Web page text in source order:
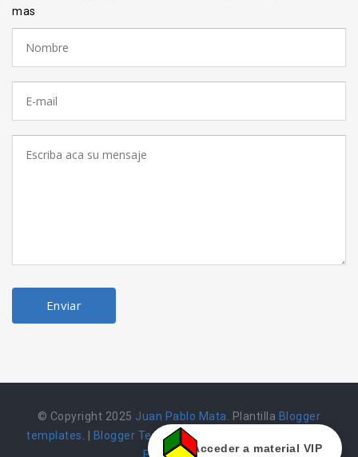
Acceder a material VIP
mas
© Copyright 2025 Juan Pablo Mata . Plantilla Blogger
templates
Blogger Templates